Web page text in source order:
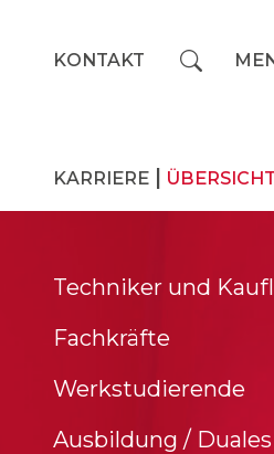
MainKONTAKT
KARRIERE |
Techniker und
Fachkräfte
Werkstudierende
Ausbildung / Duales